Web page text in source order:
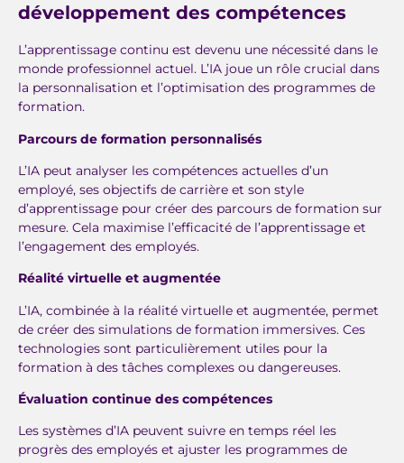
développement des compétences
L’apprentissage continu est devenu une nécessité dans le
monde professionnel actuel. L’IA joue un rôle crucial dans
la personnalisation et l’optimisation des programmes de
formation.
Parcours de formation personnalisés
L’IA peut analyser les compétences actuelles d’un
employé, ses objectifs de carrière et son style
d’apprentissage pour créer des parcours de formation sur
mesure. Cela maximise l’efficacité de l’apprentissage et
l’engagement des employés.
Réalité virtuelle et augmentée
L’IA, combinée à la réalité virtuelle et augmentée, permet
de créer des simulations de formation immersives. Ces
technologies sont particulièrement utiles pour la
formation à des tâches complexes ou dangereuses.
Évaluation continue des compétences
Les systèmes d’IA peuvent suivre en temps réel les
progrès des employés et ajuster les programmes de